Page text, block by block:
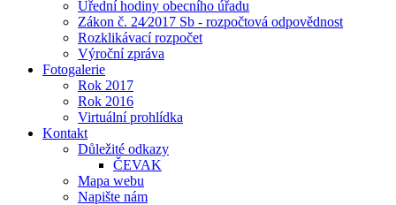
Úřední hodiny obecního úřadu
Zákon č. 24⁄2017 Sb - rozpočtová odpovědnost
Rozklikávací rozpočet
Výroční zpráva
Fotogalerie
Rok 2017
Rok 2016
Virtuální prohlídka
Kontakt
Důležité odkazy
ČEVAK
Mapa webu
Napište nám